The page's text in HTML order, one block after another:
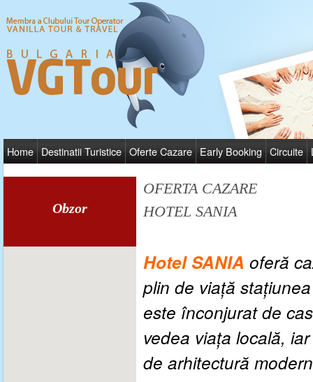
Home Destinatii Turistice Oferte Cazare Early Booking Circuite
Obzor
OFERTA CAZARE
HOTEL SANIA
Hotel SANIA oferă
plin de viaţă staţiunea
este înconjurat de
vedea viaţa locală,
de arhitectură